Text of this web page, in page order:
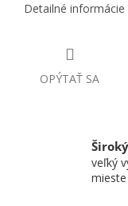
Detailné informácie
OPÝTAŤ SA
veľký
mieste